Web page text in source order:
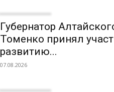
Губернатор
Томенко принял
развитию...
07.08.2026